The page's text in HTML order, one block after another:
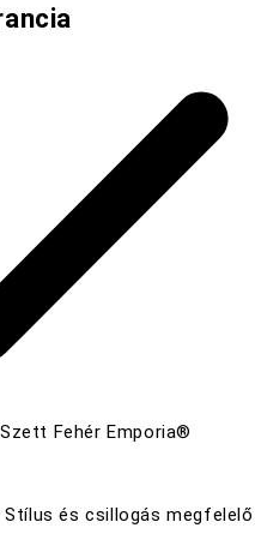
Fehér Emporia®
és csillogás megfelelő